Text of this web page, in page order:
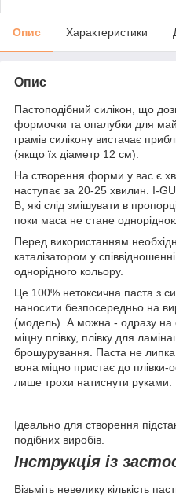
Опис Характеристики
Опис
Пастоподібний силікон, що
формочки та опалубки для
грамів силікону вистачає
(якщо їх діаметр 12 см).
На створення форми у вас є
наступає за 20-25 хвилин. I-
B, які слід змішувати в
поки маса не стане
Перед використанням
каталізатором у
однорідного кольору.
Це 100% нетоксична паста з
наносити безпосередньо на
(модель). А можна - одразу на
міцну плівку, плівку для
брошурування. Паста не
вона міцно пристає до плівки-
лише трохи натиснути руками.
Ідеально для створення
подібних виробів.
Інструкція із
Візьміть невелику кількість